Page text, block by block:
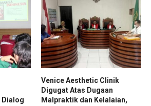
Dialog
Venice Aesthetic Clinik
Digugat Atas Dugaan
Malpraktik dan Kelalaian,